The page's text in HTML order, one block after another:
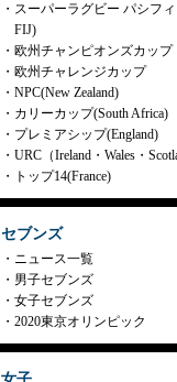
スーパーラグビー パシフ
FIJ)
欧州チャンピオンズカップ
欧州チャレンジカップ
NPC(New Zealand)
カリーカップ(South Africa)
プレミアシップ(England)
URC（Ireland・Wales・
トップ14(France)
セブンズ
ニュース一覧
男子セブンズ
女子セブンズ
2020東京オリンピック